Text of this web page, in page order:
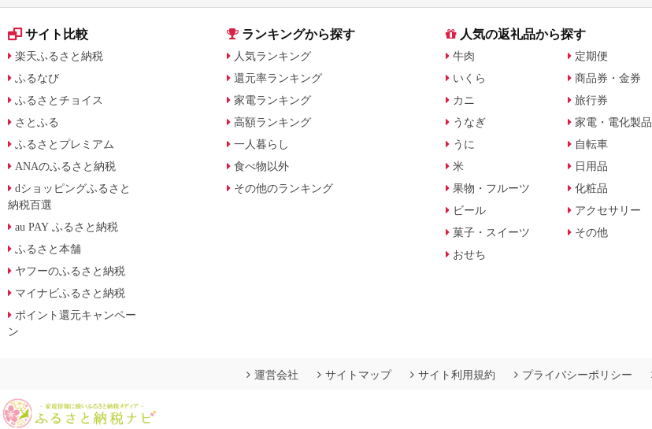
サイト比較
楽天ふるさと納税
ふるなび
ふるさとチョイス
さとふる
ふるさとプレミアム
ANAのふるさと納税
dショッピングふるさと
納税百選
au PAY ふるさと納税
ふるさと本舗
ヤフーのふるさと納税
マイナビふるさと納税
ポイント還元キャンペー
ン
ランキングから探す
人気ランキング
還元率ランキング
家電ランキング
高額ランキング
一人暮らし
食べ物以外
その他のランキング
人気の返礼品から探す
牛肉
いくら
カニ
うなぎ
うに
米
果物・フルーツ
ビール
菓子・スイーツ
おせち
定期便
商品券・金券
旅行券
家電・電化製品
自転車
日用品
化粧品
アクセサリー
その他
運営会社 サイトマップ サイト利用規約 プライバシーポリシー